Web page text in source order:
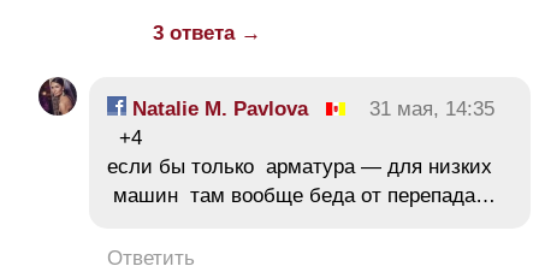
3 ответа →
Natalie M. Pavlova
31 мая, 14:35
+4
если бы только арматура — для низких
машин там вообще беда от перепада…
Ответить